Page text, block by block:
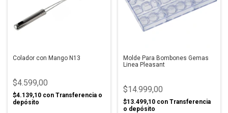
Colador con Mango N13
$4.599,00
$4.139,10 con Transferencia o
depósito
Molde Para Bombones Gemas
Linea Pleasant
$14.999,00
$13.499,10 con Transferencia
o depósito